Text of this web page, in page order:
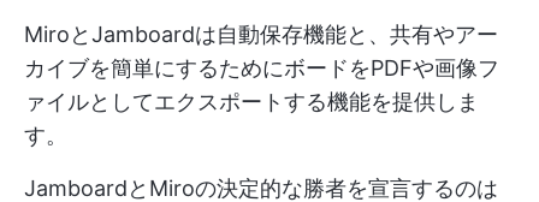
MiroとJamboardは自動保存機能と、共有やアー
カイブを簡単にするためにボードをPDFや画像フ
ァイルとしてエクスポートする機能を提供しま
す。
JamboardとMiroの決定的な勝者を宣言するのは